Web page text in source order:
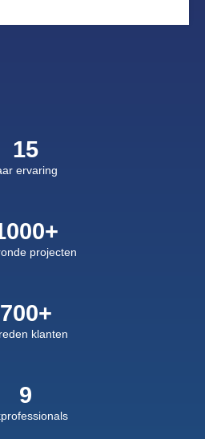
15
ervaring
projecten
700+
klanten
9